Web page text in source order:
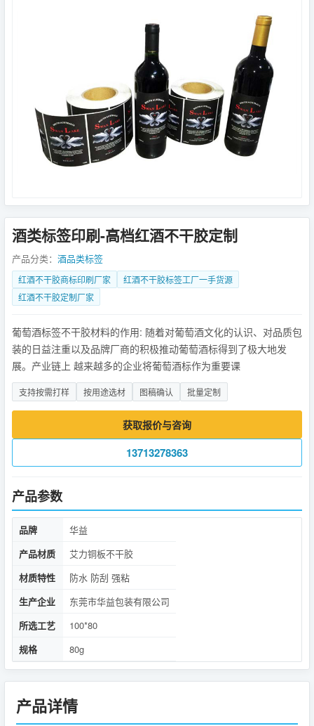
酒类标签印刷-高档红酒不干胶定制
产品分类： 酒品类标签
红酒不干胶商标印刷厂家
红酒不干胶标签工厂一手货源
红酒不干胶定制厂家
葡萄酒标签不干胶材料的作用: 随着对葡萄酒文化的认识、对品质包
装的日益注重以及品牌厂商的积极推动葡萄酒标得到了极大地发
展。产业链上 越来越多的企业将葡萄酒标作为重要课
支持按需打样 按用途选材 图稿确认 批量定制
获取报价与咨询
13713278363
产品参数
品牌
华益
产品材质
艾力铜板不干胶
材质特性
防水 防刮 强粘
生产企业
东莞市华益包装有限公司
所选工艺
100*80
规格
80g
产品详情